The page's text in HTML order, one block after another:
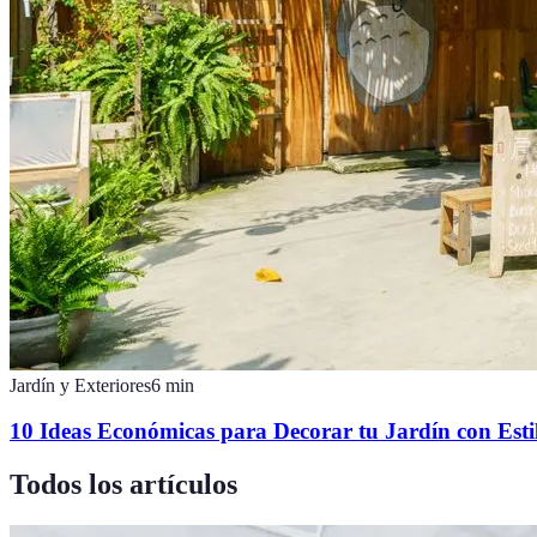
Jardín y Exteriores6 min
10 Ideas Económicas para Decorar tu Jardín con
Todos los artículos